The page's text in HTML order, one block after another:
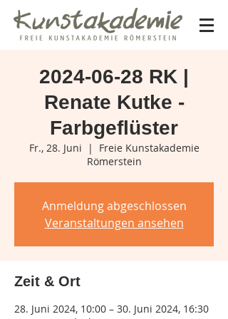
2024-06-28 RK |
Renate Kutke -
Farbgeflüster
Fr., 28. Juni
  |
Freie Kunstakademie
Römerstein
Anmeldung abgeschlossen
Veranstaltungen ansehen
Zeit & Ort
28. Juni 2024, 10:00 – 30. Juni 2024, 16:30